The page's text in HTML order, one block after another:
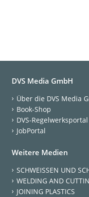
DVS Media GmbH
Über die DVS Media
Book-Shop
DVS-Regelwerksportal
JobPortal
Weitere Medien
SCHWEISSEN UND
WELDING AND
JOINING PLASTICS